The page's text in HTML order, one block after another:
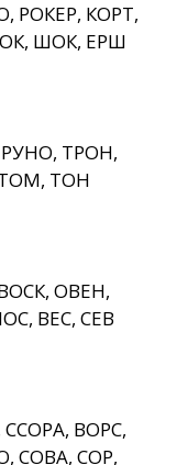
РОКЕР, КОРТ,
ШОК, ЕРШ
ТРОН,
ТОН
ОВЕН,
ВЕС, СЕВ
ВОРС,
СОВА, СОР,